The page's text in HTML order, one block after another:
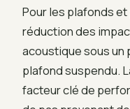
Pour les plafonds
réduction des
acoustique sous un
plafond suspendu.
facteur clé de